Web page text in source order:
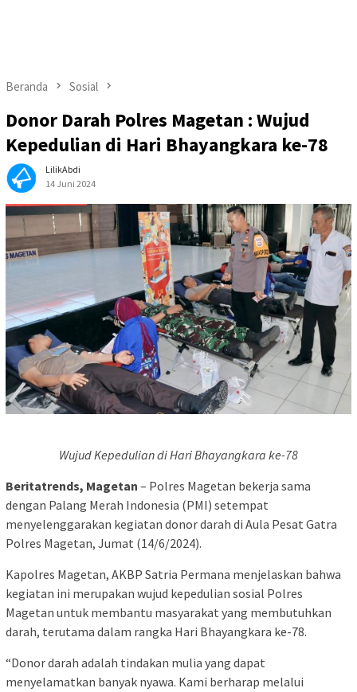
Beranda Sosial
Donor Darah Polres Magetan : Wujud
Kepedulian di Hari Bhayangkara ke-78
LilikAbdi
14 Juni 2024
Wujud Kepedulian di Hari Bhayangkara ke-78
Beritatrends, Magetan – Polres Magetan bekerja sama
dengan Palang Merah Indonesia (PMI) setempat
menyelenggarakan kegiatan donor darah di Aula Pesat Gatra
Polres Magetan, Jumat (14/6/2024).
Kapolres Magetan, AKBP Satria Permana menjelaskan bahwa
kegiatan ini merupakan wujud kepedulian sosial Polres
Magetan untuk membantu masyarakat yang membutuhkan
darah, terutama dalam rangka Hari Bhayangkara ke-78.
“Donor darah adalah tindakan mulia yang dapat
menyelamatkan banyak nyawa. Kami berharap melalui